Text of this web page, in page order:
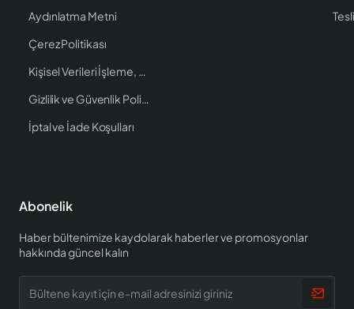
Aydınlatma Metni
Çerez Politikası
Kişisel Verileri İşleme, Saklama ve İmha Politikası
Gizlilik ve Güvenlik Politikası
İptal ve İade Koşulları
Abonelik
Haber bültenimize kaydolarak haberler ve promosyonlar
hakkında güncel kalın
kayıt